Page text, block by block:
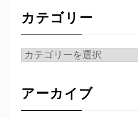
カテゴリー
カ
リ
ー
アーカイブ